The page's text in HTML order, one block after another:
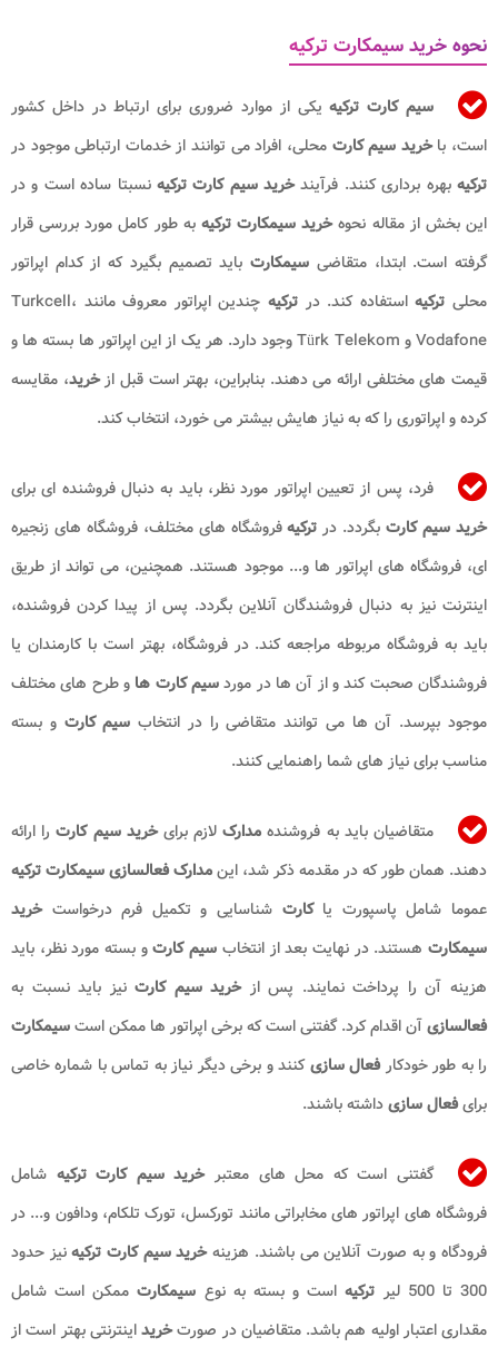
نحوه خرید سیمکارت ترکیه
سیم کارت ترکیه یکی از موارد ضروری برای ارتباط در داخل کشور
است، باخرید سیم کارتمحلی، افراد می توانند از خدمات ارتباطی موجود در
ترکیهبهره برداری کنند. فرآیندخرید سیم کارت ترکیه نسبتا ساده است و در
این بخش از مقاله نحوهخرید سیمکارت ترکیه به طور کامل مورد بررسی قرار
گرفته است. ابتدا، متقاضی سیمکارت باید تصمیم بگیرد که از کدام اپراتور
محلی ترکیهاستفاده کند. در ترکیه
چندین اپراتور معروف مانند Turkcell،
Vodafone و Türk Telekom وجود دارد. هر یک از این اپراتور ها بسته ها و
قیمت های مختلفی ارائه می دهند. بنابراین، بهتر است قبل ازخرید، مقایسه
کرده و اپراتوری را که به نیاز هایش بیشتر می خورد، انتخاب کند.
فرد، پس از تعیین اپراتور مورد نظر، باید به دنبال فروشنده ای برای
خرید سیم کارتبگردد. در ترکیهفروشگاه های مختلف، فروشگاه های زنجیره
ای، فروشگاه های اپراتور ها و... موجود هستند. همچنین، می تواند از طریق
اینترنت نیز به دنبال فروشندگان آنلاین بگردد. پس از پیدا کردن فروشنده،
باید به فروشگاه مربوطه مراجعه کند. در فروشگاه، بهتر است با کارمندان یا
فروشندگان صحبت کند و از آن ها در موردسیمکارت ها و طرح های مختلف
موجود بپرسد. آن ها می توانند متقاضی را در انتخابسیم کارت و بسته
مناسب برای نیاز های شما راهنمایی کنند.
متقاضیان باید به فروشنده مدارک لازم برایخرید سیم کارترا ارائه
دهند. همان طور که در مقدمه ذکر شد، اینمدارک فعالسازی سیمکارت ترکیه
عموما شامل پاسپورت یاکارت شناسایی و تکمیل فرم درخواستخرید
سیمکارتهستند. در نهایت بعد از انتخاب سیم کارتو بسته مورد نظر، باید
هزینه آن را پرداخت نمایند. پس ازخرید سیم کارتنیز باید نسبت به
فعالسازیآن اقدام کرد. گفتنی است که برخی اپراتور ها ممکن استسیمکارت
را به طور خودکارفعال سازیکنند و برخی دیگر نیاز به تماس با شماره خاصی
برایفعال سازیداشته باشند.
گفتنی است که محل های معتبرخرید سیم کارت ترکیه شامل
فروشگاه های اپراتور های مخابراتی مانند تورکسل، تورک تلکام، ودافون و... در
فرودگاه و به صورت آنلاین می باشند. هزینهخرید سیم کارت ترکیهنیز حدود
300 تا 500 لیر
ترکیه است و بسته به نوع سیمکارت ممکن است شامل
مقداری اعتبار اولیه هم باشد. متقاضیان در صورتخریداینترنتی بهتر است از